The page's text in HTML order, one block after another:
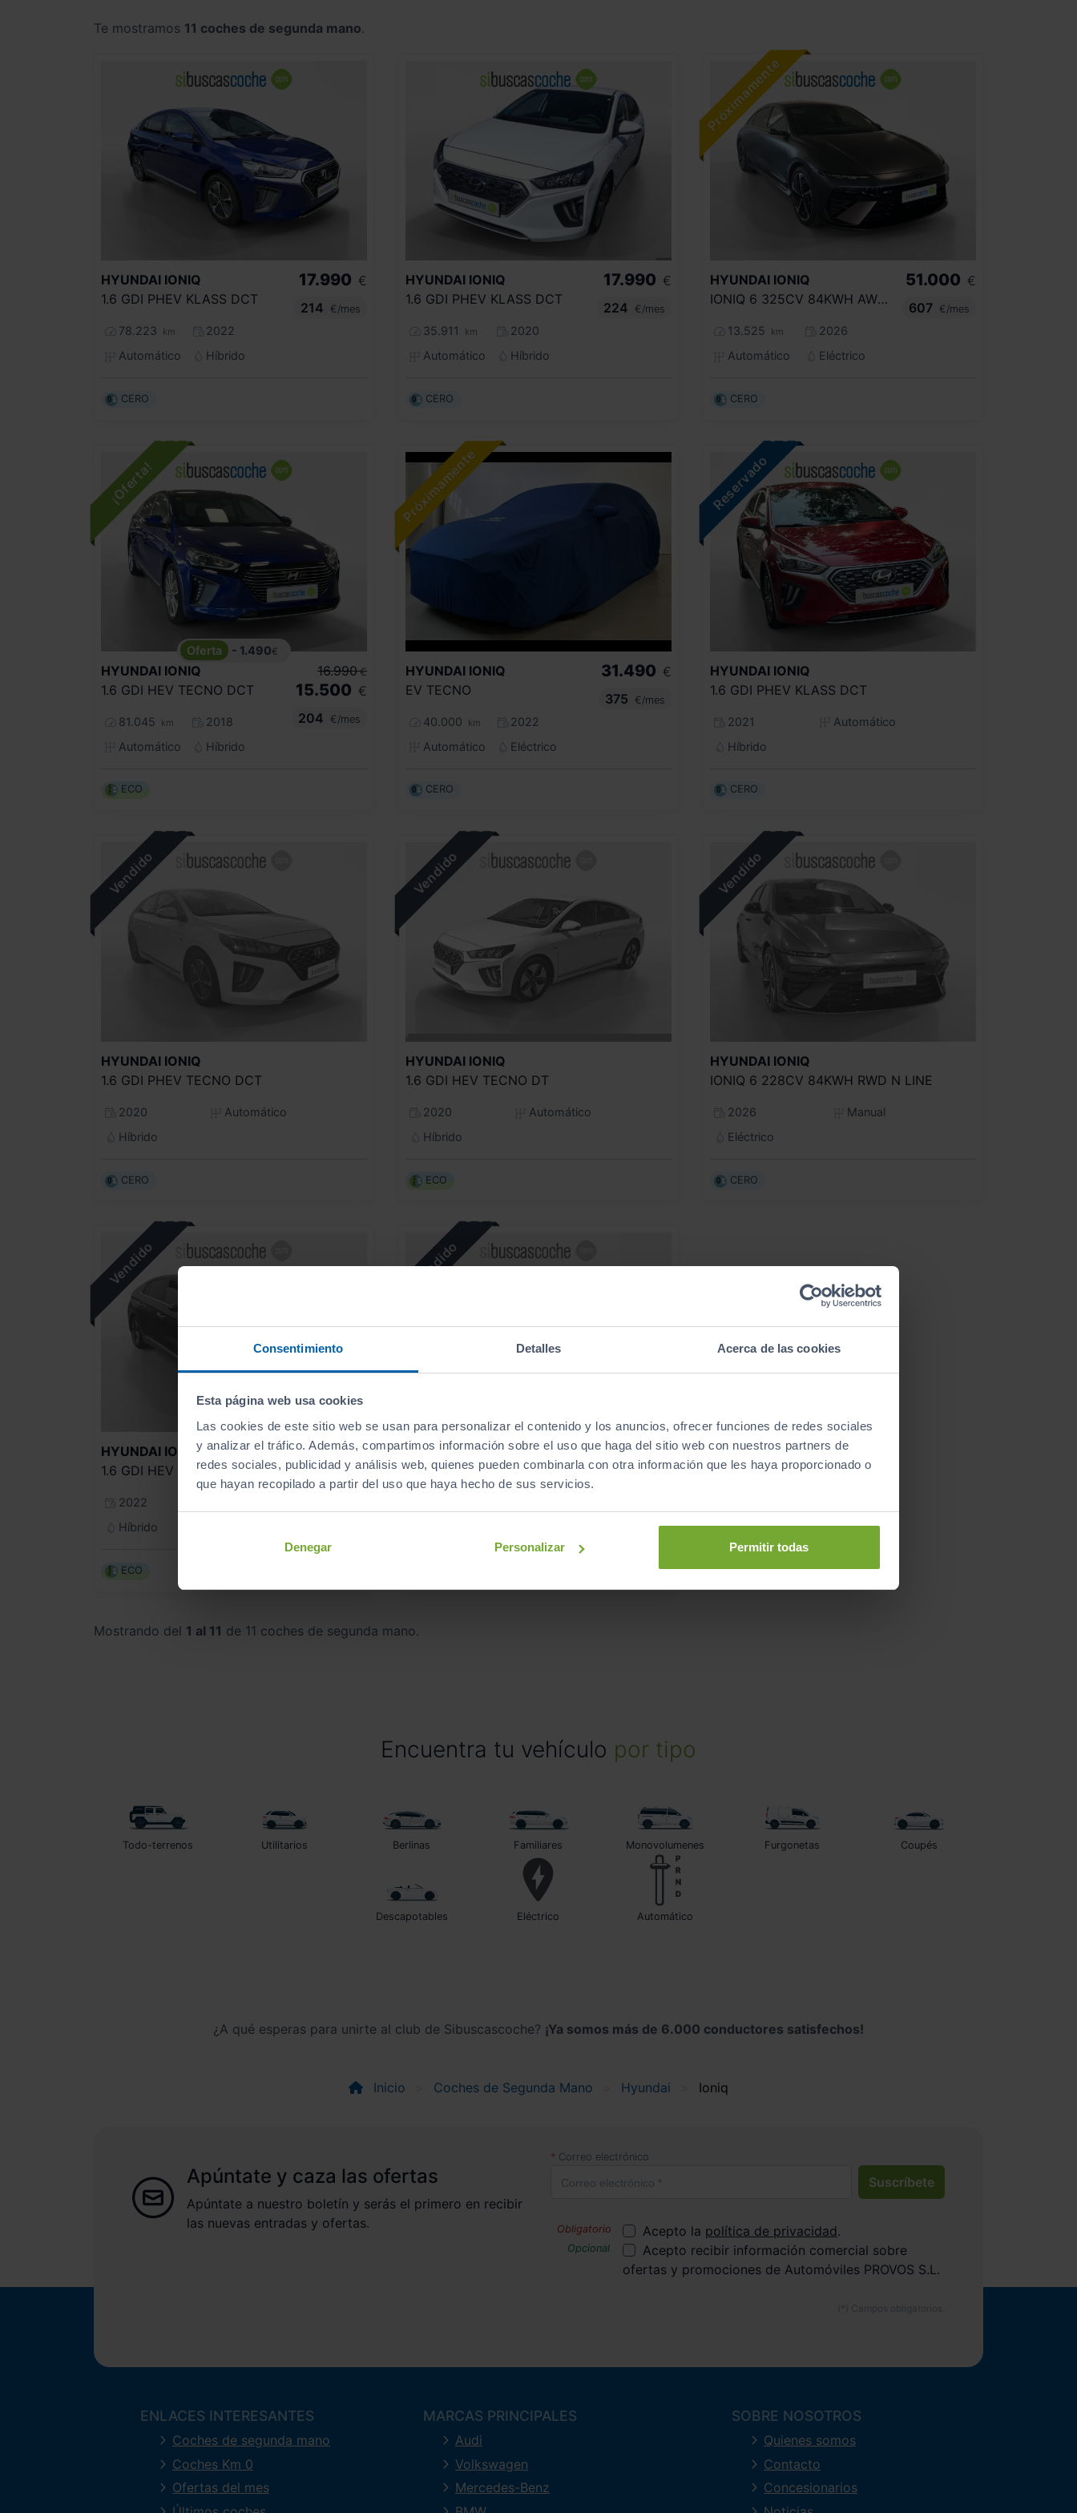
Consentimiento Detalles Acerca de las cookies
Esta página web usa cookies
Las cookies de este sitio web se usan para personalizar el contenido y los anuncios, ofrecer funciones de redes sociales
y analizar el tráfico. Además, compartimos información sobre el uso que haga del sitio web con nuestros partners de
redes sociales, publicidad y análisis web, quienes pueden combinarla con otra información que les haya proporcionado o
que hayan recopilado a partir del uso que haya hecho de sus servicios.
Denegar Personalizar Permitir todas
Te mostramos 11 coches de segunda mano.
HYUNDAI IONIQ
1.6 GDI PHEV KLASS DCT
78.223 km
2022
Automático
Híbrido
17.990 €
214
€/mes
CERO
HYUNDAI IONIQ
1.6 GDI PHEV KLASS DCT
35.911 km
2020
Automático
Híbrido
17.990 €
224
€/mes
CERO
HYUNDAI IONIQ
IONIQ 6 325CV 84KWH AWD N LINE X
13.525 km
2026
Automático
Eléctrico
51.000 €
607
€/mes
CERO
- 1.490€
HYUNDAI IONIQ
1.6 GDI HEV TECNO DCT
81.045 km
2018
Automático
Híbrido
16.990 €
15.500 €
204
€/mes
ECO
HYUNDAI IONIQ
EV TECNO
40.000 km
2022
Automático
Eléctrico
31.490 €
375
€/mes
CERO
HYUNDAI IONIQ
1.6 GDI PHEV KLASS DCT
2021
Automático
Híbrido
CERO
HYUNDAI IONIQ
1.6 GDI PHEV TECNO DCT
2020
Automático
Híbrido
CERO
HYUNDAI IONIQ
1.6 GDI HEV TECNO DT
2020
Automático
Híbrido
ECO
HYUNDAI IONIQ
IONIQ 6 228CV 84KWH RWD N LINE
2026
Manual
Eléctrico
CERO
HYUNDAI IONIQ
1.6 GDI HEV TECNO DCT
2022
Híbrido
ECO
HYUNDAI IONIQ
1.6 GDI HEV KLASS DCT
Mostrando del 1 al 11 de 11 coches de segunda mano.
Encuentra tu vehículo por tipo
Todo-terrenos Utilitarios Berlinas Familiares Monovolumenes Furgonetas Coupés
Descapotables Eléctrico automático
¿A qué esperas para unirte al club de Sibuscascoche? ¡Ya somos más de 6.000 conductores satisfechos!
Inicio Coches de Segunda Mano Hyundai Ioniq
Apúntate y caza las ofertas
Apúntate a nuestro boletín y serás el primero en recibir
las nuevas entradas y ofertas.
Correo electrónico
Suscríbete
Acepto la política de privacidad.
Acepto recibir información comercial sobre
ofertas y promociones de Automóviles PROVOS S.L.
ENLACES INTERESANTES
Coches de segunda mano
Coches Km 0
Ofertas del mes
MARCAS PRINCIPALES
Audi
Volkswagen
Mercedes-Benz
SOBRE NOSOTROS
Quienes somos
Contacto
Concesionarios